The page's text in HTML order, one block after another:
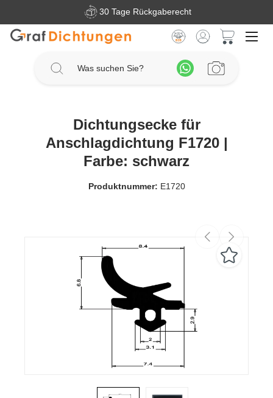
Zum Hauptinhalt springen30 Tage Rückgaberecht
Dichtungsecke für
Anschlagdichtung F1720 |
Farbe: schwarz
Produktnummer: E1720